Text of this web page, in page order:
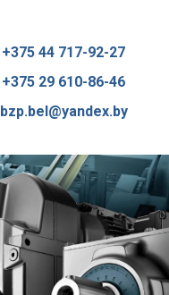
+375 44 717-92-27
+375 29 610-86-46
bzp.bel@yandex.by